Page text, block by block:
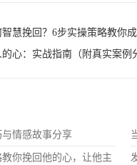
慧挽回？6步实操策略教你
心：实战指南（附真实案例
情感故事分享
你挽回他的心，让他主